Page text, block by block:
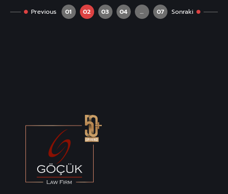
Previous 01 02 03 04 … 07 Sonraki